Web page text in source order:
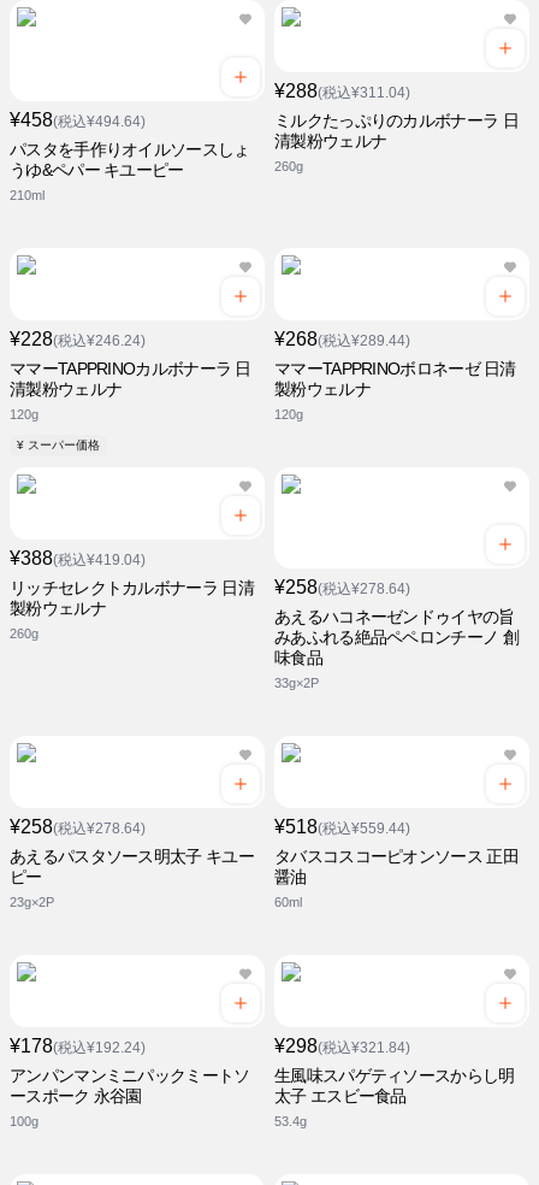
¥458(税込¥494.64)
パスタを手作りオイルソースしょ
うゆ&ペパー キユーピー
210ml
¥288(税込¥311.04)
ミルクたっぷりのカルボナーラ 日
清製粉ウェルナ
260g
¥228(税込¥246.24)
ママーTAPPRINOカルボナーラ 日
清製粉ウェルナ
120g
¥ スーパー価格
¥268(税込¥289.44)
ママーTAPPRINOボロネーゼ 日清
製粉ウェルナ
120g
¥388(税込¥419.04)
リッチセレクトカルボナーラ 日清
製粉ウェルナ
260g
¥258(税込¥278.64)
あえるハコネーゼンドゥイヤの旨
みあふれる絶品ペペロンチーノ 創
味食品
33g×2P
¥258(税込¥278.64)
あえるパスタソース明太子 キユー
ピー
23g×2P
¥518(税込¥559.44)
タバスコスコーピオンソース 正田
醤油
60ml
¥178(税込¥192.24)
アンパンマンミニパックミートソ
ースポーク 永谷園
100g
¥298(税込¥321.84)
生風味スパゲティソースからし明
太子 エスビー食品
53.4g